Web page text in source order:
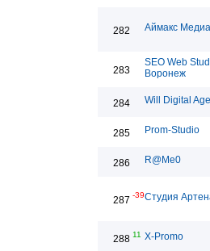
282 Аймакс
283
SEO Web
Воронеж
284 Will Digital
285 Prom-Studio
286 R@Me0
287 -39Студия
288 11 X-Promo